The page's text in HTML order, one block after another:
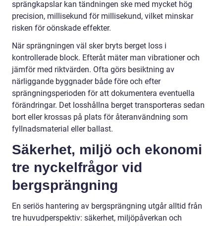
sprängkapslar kan tändningen ske med mycket hög
precision, millisekund för millisekund, vilket minskar
risken för oönskade effekter.
När sprängningen väl sker bryts berget loss i
kontrollerade block. Efteråt mäter man vibrationer och
jämför med riktvärden. Ofta görs besiktning av
närliggande byggnader både före och efter
sprängningsperioden för att dokumentera eventuella
förändringar. Det losshållna berget transporteras sedan
bort eller krossas på plats för återanvändning som
fyllnadsmaterial eller ballast.
Säkerhet, miljö och ekonomi
tre nyckelfrågor vid
bergsprängning
En seriös hantering av bergsprängning utgår alltid från
tre huvudperspektiv: säkerhet, miljöpåverkan och